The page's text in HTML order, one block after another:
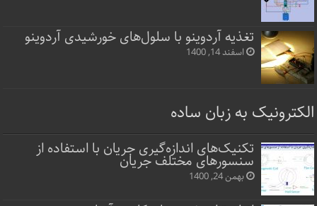
تغذیه آردوینو با سلول‌های خورشیدی آردوینو
اسفند 14, 1400
الکترونیک به زبان ساده
تکنیک‌های اندازه‌گیری جریان با استفاده از
سنسورهای مختلف جریان
بهمن 24, 1400